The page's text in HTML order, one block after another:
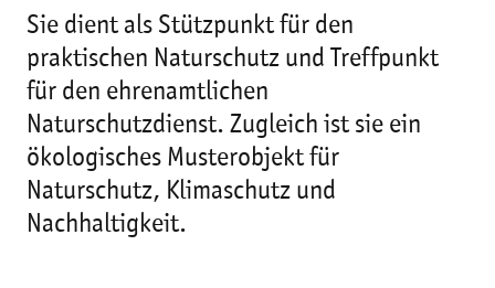
Sie dient als Stützpunkt für den
praktischen Naturschutz und Treffpunkt
für den ehrenamtlichen
Naturschutzdienst. Zugleich ist sie ein
ökologisches Musterobjekt für
Naturschutz, Klimaschutz und
Nachhaltigkeit.